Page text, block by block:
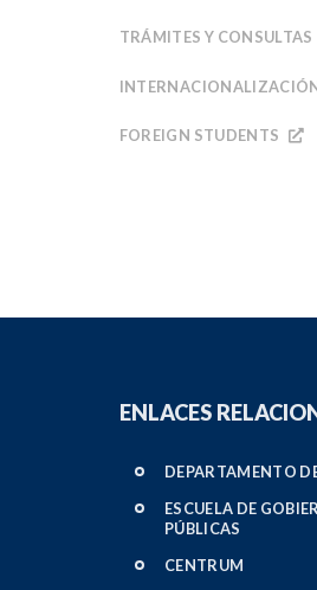
TRÁMITES Y CONSULTAS
FOREIGN STUDENTS
ENLACES
DEPARTAMENTO
ESCUELA DE
PÚBLICAS
CENTRUM